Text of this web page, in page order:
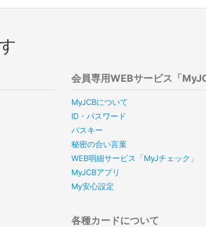
会員専用WEBサービス「
MyJCBについて
ID・パスワード
パスキー
秘密の合い言葉
WEB明細サービス「MyJチェック」
MyJCBアプリ
My安心設定
各種カードについて